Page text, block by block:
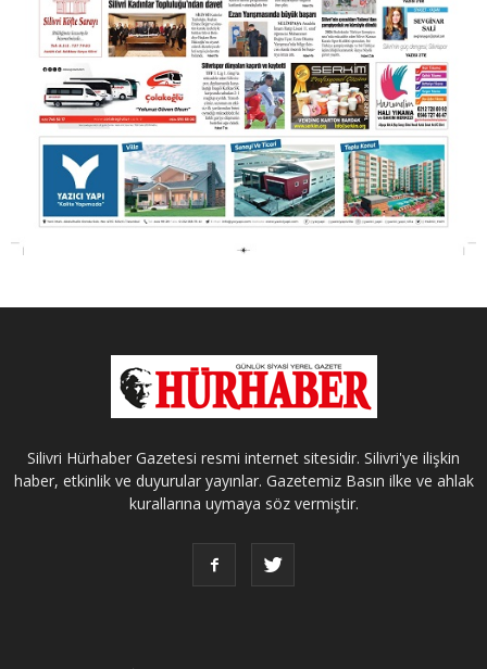
Silivri Hürhaber Gazetesi resmi internet sitesidir. Silivri'ye ilişkin
haber, etkinlik ve duyurular yayınlar. Gazetemiz Basın ilke ve ahlak
kurallarına uymaya söz vermiştir.